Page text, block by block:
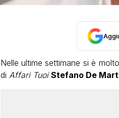
Nelle ultime settimane si è
di Affari Tuoi Stefano De